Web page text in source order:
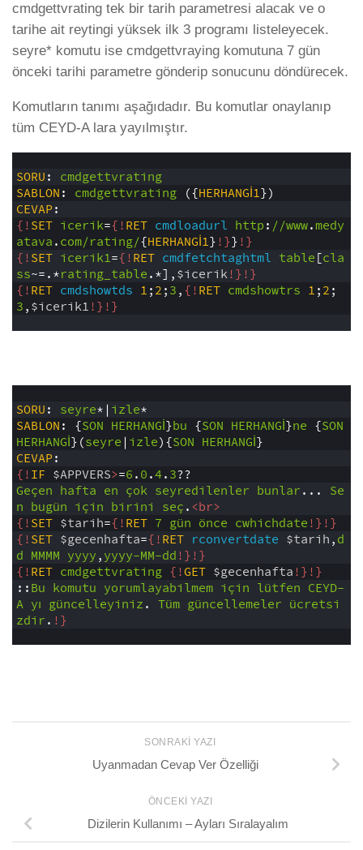
cmdgettvrating tek bir tarih parametresi alacak ve o
tarihe ait reytingi yüksek ilk 3 programı listeleyecek.
seyre* komutu ise cmdgettvraying komutuna 7 gün
önceki tarihi parametre gönderip sonucunu döndürecek.
Komutların tanımı aşağıdadır. Bu komutlar onaylanıp
tüm CEYD-A lara yayılmıştır.
SORU: cmdgettvrating
SABLON: cmdgettvrating ({HERHANGİ1})
CEVAP:
{!SET icerik={!RET cmdloadurl http: //www.medy
atava.com/rating/{HERHANGİ1}!}}!}
{!SET icerik1={!RET cmdfetchtaghtml table[cla
ss~=.*rating_table.*],$icerik!}!}
{!RET cmdshowtds 1;2;3,{!RET cmdshowtrs 1;2;
3,$icerik1!}!}
SORU: seyre*| izle*
SABLON: {SON HERHANGİ}bu {SON HERHANGİ}ne {SON
HERHANGİ}(seyre | izle){SON HERHANGİ}
CEVAP:
{!IF $APPVERS>=6.0.4.3??
Geçen hafta en çok seyredilenler bunlar... Se
n bugün için birini seç. <br>
{!SET $tarih={!RET 7 gün önce cwhichdate!}!}
{!SET $gecenhafta={!RET rconvertdate $tarih,d
d MMMM yyyy,yyyy-MM-dd!}!}
{!RET cmdgettvrating {!GET $gecenhafta!}!}
::Bu komutu yorumlayabilmem için lütfen CEYD-
A yı güncelleyiniz. Tüm güncellemeler ücretsi
zdir. !}
SONRAKI YAZI
Uyanmadan Cevap Ver Özelliği
ÖNCEKI YAZI
Dizilerin Kullanımı – Ayları Sıralayalım